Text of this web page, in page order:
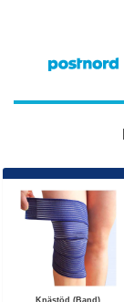
Knästöd (Band)